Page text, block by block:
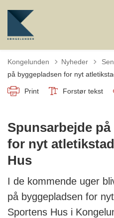
Kongelunden Nyheder
på byggepladsen for nyt
Print Forstør tekst
Spunsarbejde
for nyt
Hus
I de kommende uger
på byggepladsen for
Sportens Hus i